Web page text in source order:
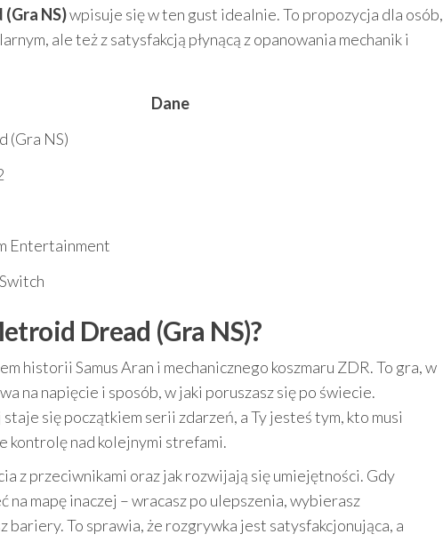
NS)wpisuje się w ten gust idealnie. To propozycja dla osób,
ale też z satysfakcją płynącą z opanowania mechanik i
Dane
(Gra NS)
Entertainment
Dread (Gra NS)?
historii Samus Aran i mechanicznego koszmaru ZDR. To gra, w
na napięcie i sposób, w jaki poruszasz się po świecie.
się początkiem serii zdarzeń, a Ty jesteś tym, kto musi
kontrolę nad kolejnymi strefami.
z przeciwnikami oraz jak rozwijają się umiejętności. Gdy
na mapę inaczej – wracasz po ulepszenia, wybierasz
To sprawia, że rozgrywka jest satysfakcjonująca, a